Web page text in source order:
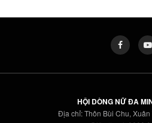
HỘI DÒNG NỮ ĐA
Địa chỉ: Thôn Bùi Chu,